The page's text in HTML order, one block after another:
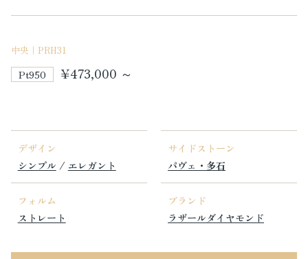
中央｜PRH31
Pt950 ¥473,000 ～
デザイン
シンプル / エレガント
サイドストーン
パヴェ・多石
フォルム
ストレート
ブランド
ラザールダイヤモンド